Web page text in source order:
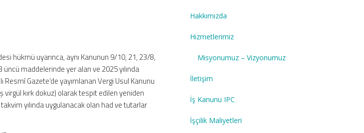
hükmü uyarınca, aynı Kanunun 9/10, 21, 23/8,
maddelerinde yer alan ve 2025 yılında
Gazete’de yayımlanan Vergi Usul Kanunu
virgül kırk dokuz) olarak tespit edilen yeniden
yılında uygulanacak olan had ve tutarlar
Hakkımızda
Hizmetlerimiz
Misyonumuz – Vizyonumuz
İletişim
İş Kanunu IPC
İşçilik Maliyetleri